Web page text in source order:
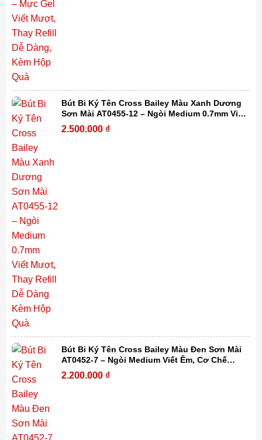
Bút Bi Ký Tên Cross Bailey Màu Xanh Dương
Sơn Mài AT0455-12 – Ngòi Medium 0.7mm Viết
Mượt, Thay Refill Dễ Dàng Kèm Hộp Quà
2.500.000 ₫
Bút Bi Ký Tên Cross Bailey Màu Đen Sơn Mài
AT0452-7 – Ngòi Medium Viết Êm, Cơ Chế
Xoay Tiện Lợi, Thay Refill Dễ Dàng Kèm Hộp
2.200.000 ₫